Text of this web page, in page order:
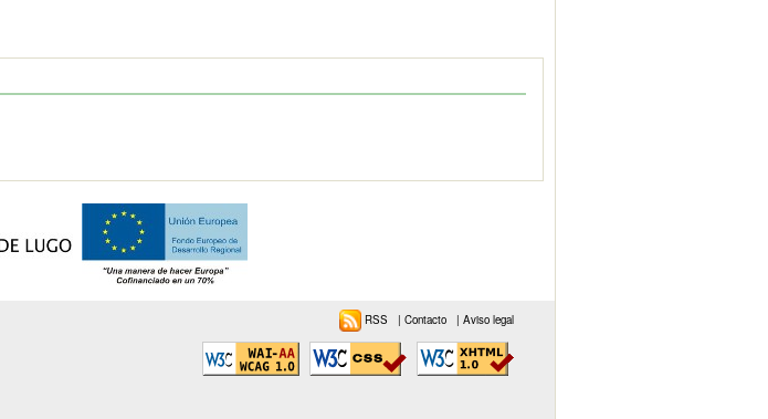
RSS |Contacto |Aviso legal